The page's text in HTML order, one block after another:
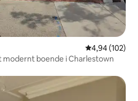
4,94 av 5 i
4,94 (102)
modernt boende i Charlestown